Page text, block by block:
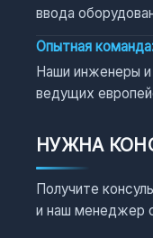
ввода
Опытная
Наши инженеры
ведущих
НУЖНА
Получите
и наш менеджер